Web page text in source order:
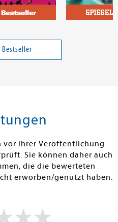
Carl
vor ihrer Veröffentlichung
Sie können daher auch
die die bewerteten
erworben/genutzt haben.